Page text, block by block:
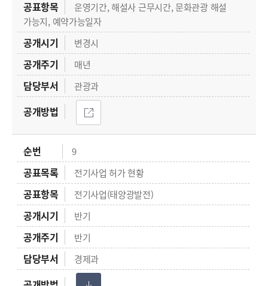
운영기간, 해설사 근무시간, 문화관광 해설
가능지, 예약가능일자
변경시
매년
관광과
9
전기사업 허가 현황
전기사업(태양광발전)
반기
반기
경제과